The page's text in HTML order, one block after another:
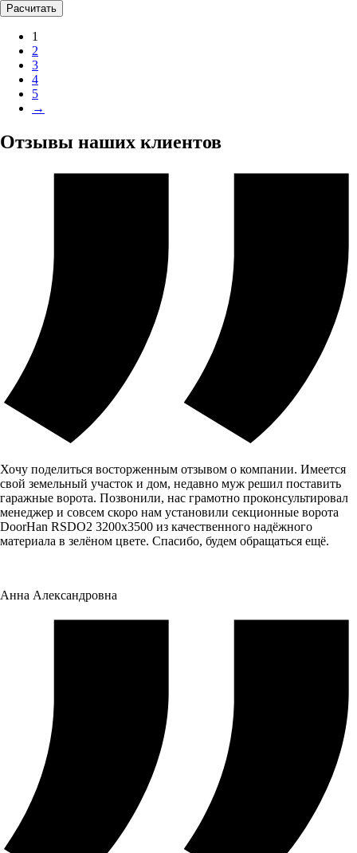
Расчитать
1
2
3
4
5
→
Отзывы наших клиентов
Хочу поделиться восторженным отзывом о компании. Имеется
свой земельный участок и дом, недавно муж решил поставить
гаражные ворота. Позвонили, нас грамотно проконсультировал
менеджер и совсем скоро нам установили секционные ворота
DoorHan RSDO2 3200x3500 из качественного надёжного
материала в зелёном цвете. Спасибо, будем обращаться ещё.
Анна Александровна